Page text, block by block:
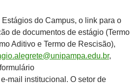
do Campus, o link para o
de documentos de estágio (Termo
Aditivo e Termo de Rescisão),
,
mail institucional. O setor de